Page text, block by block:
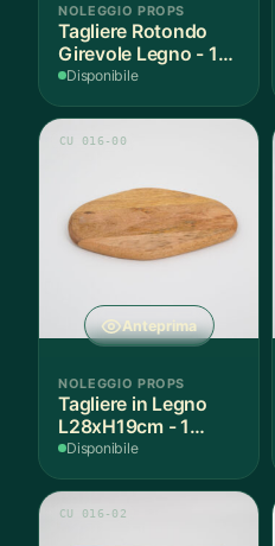
NOLEGGIO PROPS
Tagliere Rotondo
Girevole Legno - 1
Pezzo
Disponibile
Anteprima
CU 016-00
NOLEGGIO PROPS
Tagliere in Legno
L28xH19cm - 1
Pezzo
Disponibile
CU 016-02